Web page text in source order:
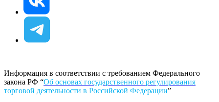
Информация в соответствии с требованием Федерального
закона РФ “Об основах государственного регулирования
торговой деятельности в Российской Федерации”